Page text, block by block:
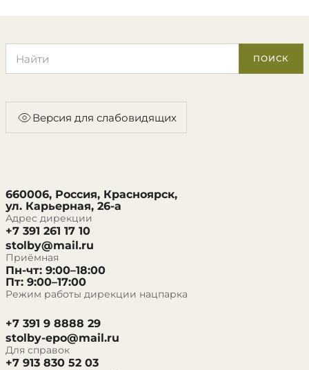
ПОИСК
Версия для слабовидящих
660006, Россия, Красноярск,
ул. Карьерная, 26-а
Адрес дирекции
+7 391 261 17 10
stolby@mail.ru
Приёмная
Пн-чт: 9:00–18:00
Пт: 9:00–17:00
Режим работы дирекции нацпарка
+7 391 9 8888 29
stolby-epo@mail.ru
Для справок
+7 913 830 52 03